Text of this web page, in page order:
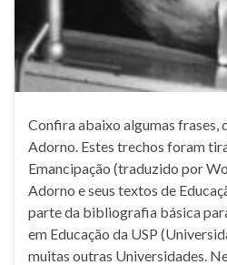
Confira abaixo algumas frases,
Adorno. Estes trechos foram
Emancipação (traduzido por
Adorno e seus textos de
parte da bibliografia básica
em Educação da USP
muitas outras Universidades.